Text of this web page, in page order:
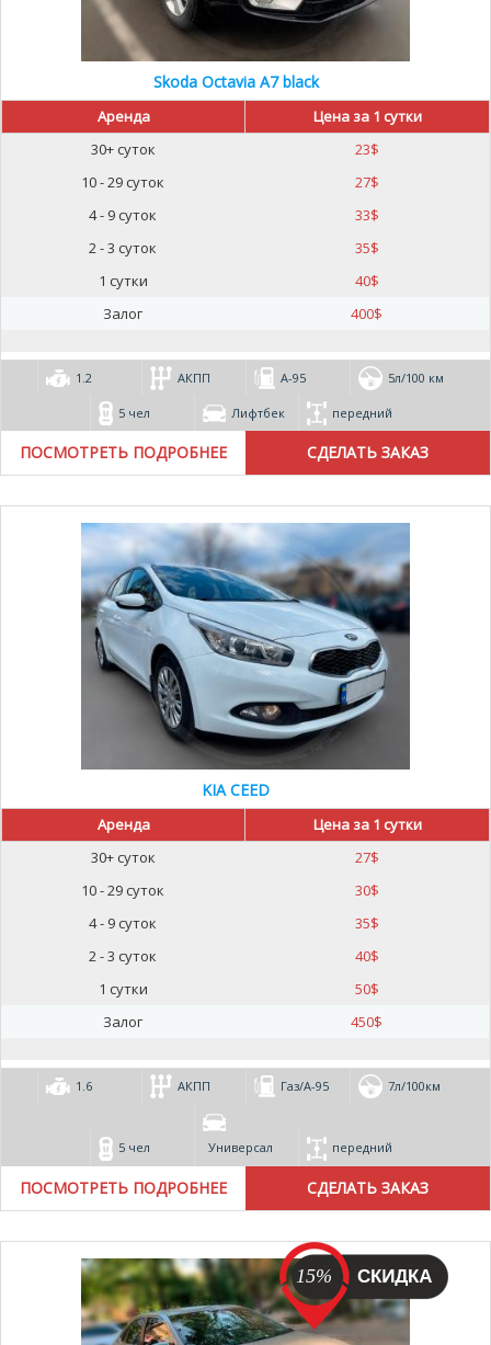
Skoda Octavia A7 black
Аренда
Цена за 1 сутки
30+ суток
23$
10 - 29 суток
27$
4 - 9 суток
33$
2 - 3 суток
35$
1 сутки
40$
Залог
400$
1.2 АКПП А-95 5л/100 км
5 чел Лифтбек передний
ПОСМОТРЕТЬ ПОДРОБНЕЕ
KIA CEED
Аренда
Цена за 1 сутки
30+ суток
27$
10 - 29 суток
30$
4 - 9 суток
35$
2 - 3 суток
40$
1 сутки
50$
Залог
450$
1.6 АКПП Газ/А-95 7л/100км
5 чел Универсал передний
ПОСМОТРЕТЬ ПОДРОБНЕЕ
15%